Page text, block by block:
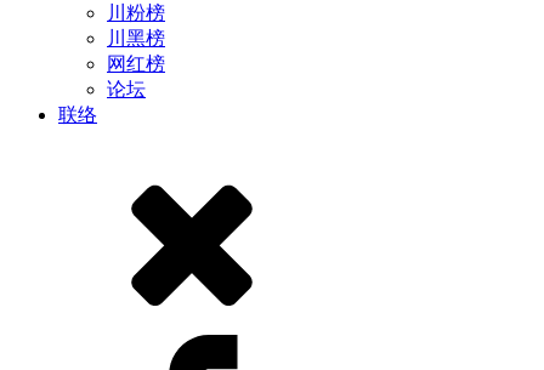
川粉榜
川黑榜
网红榜
论坛
联络